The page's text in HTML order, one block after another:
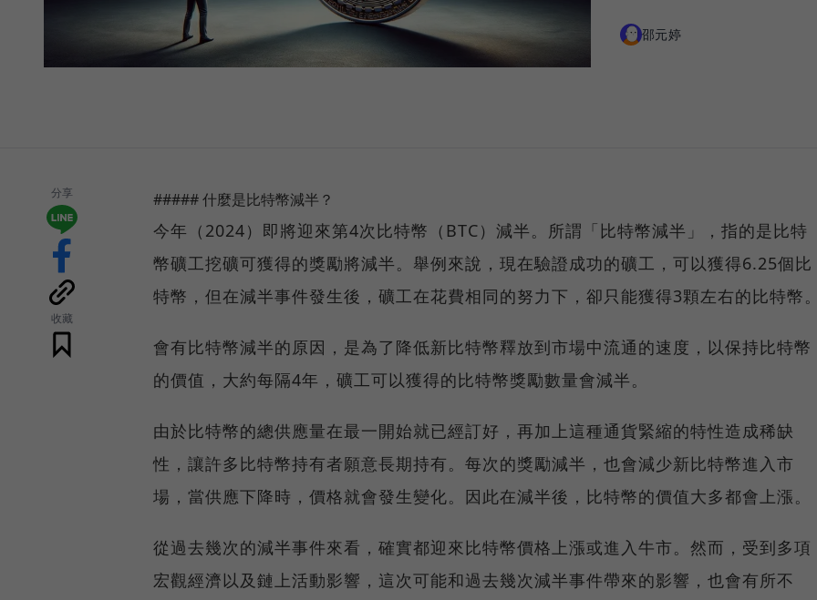
邵元婷
分享
收藏
##### 什麼是比特幣減半？
今年（2024）即將迎來第4次比特幣（BTC）減半。所謂「比特幣減半」，指的是比特
幣礦工挖礦可獲得的獎勵將減半。舉例來說，現在驗證成功的礦工，可以獲得6.25個比
特幣，但在減半事件發生後，礦工在花費相同的努力下，卻只能獲得3顆左右的比特幣
會有比特幣減半的原因，是為了降低新比特幣釋放到市場中流通的速度，以保持比特幣
的價值，大約每隔4年，礦工可以獲得的比特幣獎勵數量會減半。
由於比特幣的總供應量在最一開始就已經訂好，再加上這種通貨緊縮的特性造成稀缺
性，讓許多比特幣持有者願意長期持有。每次的獎勵減半，也會減少新比特幣進入市
場，當供應下降時，價格就會發生變化。因此在減半後，比特幣的價值大多都會上漲。
從過去幾次的減半事件來看，確實都迎來比特幣價格上漲或進入牛市。然而，受到多項
宏觀經濟以及鏈上活動影響，這次可能和過去幾次減半事件帶來的影響，也會有所不